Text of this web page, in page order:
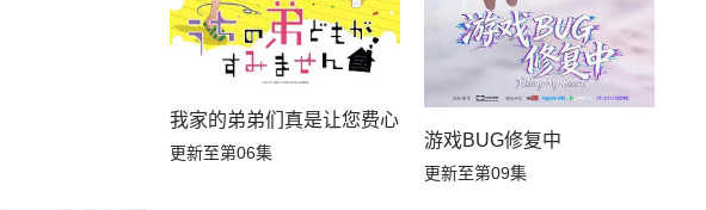
我家的弟弟们真是让您费心了
更新至第06集
游戏BUG修复中
更新至第09集